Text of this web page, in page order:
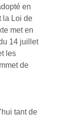
en
la Loi de
met en
14 juillet
les
de
tant de